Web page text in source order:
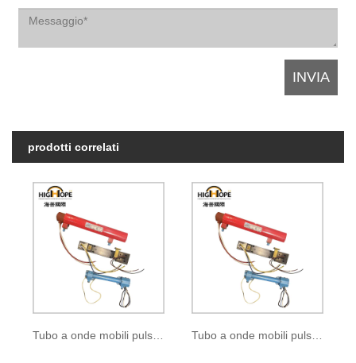
prodotti correlati
Tubo a onde mobili pulsate B-272